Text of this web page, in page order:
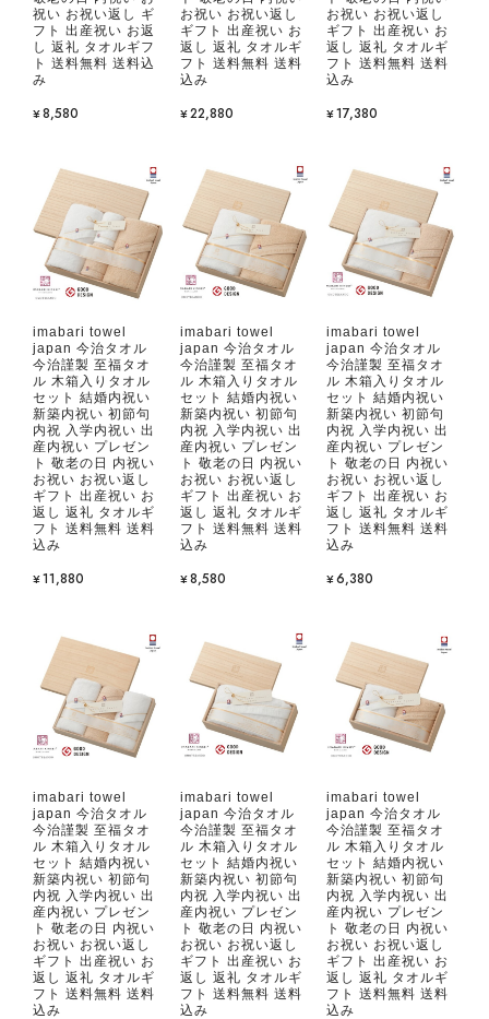
祝い お祝い返し ギ
フト 出産祝い お返
し 返礼 タオルギフ
ト 送料無料 送料込
み
¥8,580
お祝い お祝い返し
ギフト 出産祝い お
返し 返礼 タオルギ
フト 送料無料 送料
込み
¥22,880
お祝い お祝い返し
ギフト 出産祝い お
返し 返礼 タオルギ
フト 送料無料 送料
込み
¥17,380
imabari towel
japan 今治タオル
今治謹製 至福タオ
ル 木箱入りタオル
セット 結婚内祝い
新築内祝い 初節句
内祝 入学内祝い 出
産内祝い プレゼン
ト 敬老の日 内祝い
お祝い お祝い返し
ギフト 出産祝い お
返し 返礼 タオルギ
フト 送料無料 送料
込み
¥11,880
imabari towel
japan 今治タオル
今治謹製 至福タオ
ル 木箱入りタオル
セット 結婚内祝い
新築内祝い 初節句
内祝 入学内祝い 出
産内祝い プレゼン
ト 敬老の日 内祝い
お祝い お祝い返し
ギフト 出産祝い お
返し 返礼 タオルギ
フト 送料無料 送料
込み
¥8,580
imabari towel
japan 今治タオル
今治謹製 至福タオ
ル 木箱入りタオル
セット 結婚内祝い
新築内祝い 初節句
内祝 入学内祝い 出
産内祝い プレゼン
ト 敬老の日 内祝い
お祝い お祝い返し
ギフト 出産祝い お
返し 返礼 タオルギ
フト 送料無料 送料
込み
¥6,380
imabari towel
japan 今治タオル
今治謹製 至福タオ
ル 木箱入りタオル
セット 結婚内祝い
新築内祝い 初節句
内祝 入学内祝い 出
産内祝い プレゼン
ト 敬老の日 内祝い
お祝い お祝い返し
ギフト 出産祝い お
返し 返礼 タオルギ
フト 送料無料 送料
込み
imabari towel
japan 今治タオル
今治謹製 至福タオ
ル 木箱入りタオル
セット 結婚内祝い
新築内祝い 初節句
内祝 入学内祝い 出
産内祝い プレゼン
ト 敬老の日 内祝い
お祝い お祝い返し
ギフト 出産祝い お
返し 返礼 タオルギ
フト 送料無料 送料
込み
imabari towel
japan 今治タオル
今治謹製 至福タオ
ル 木箱入りタオル
セット 結婚内祝い
新築内祝い 初節句
内祝 入学内祝い 出
産内祝い プレゼン
ト 敬老の日 内祝い
お祝い お祝い返し
ギフト 出産祝い お
返し 返礼 タオルギ
フト 送料無料 送料
込み